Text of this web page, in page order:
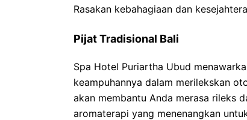
Rasakan kebahagiaan dan
Pijat Tradisional Bali
Spa Hotel Puriartha Ubud
keampuhannya dalam merilekskan
akan membantu Anda merasa rileks
aromaterapi yang menenangkan